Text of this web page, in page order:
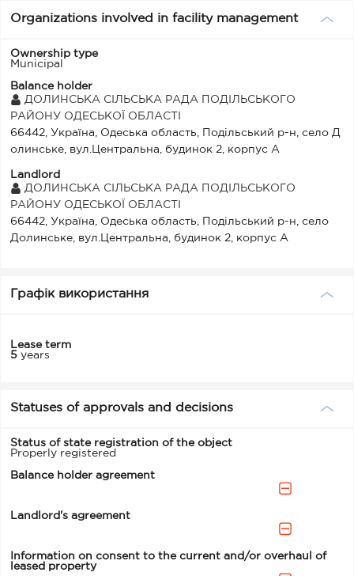
Organizations involved in facility management
Ownership type
Municipal
Balance holder
ДОЛИНСЬКА СІЛЬСЬКА РАДА ПОДІЛЬСЬКОГО
РАЙОНУ ОДЕСЬКОЇ ОБЛАСТІ
66442, Україна, Одеська область, Подільський р-н, село Д
олинське, вул.Центральна, будинок 2, корпус А
Landlord
ДОЛИНСЬКА СІЛЬСЬКА РАДА ПОДІЛЬСЬКОГО
РАЙОНУ ОДЕСЬКОЇ ОБЛАСТІ
66442, Україна, Одеська область, Подільський р-н, село
Долинське, вул.Центральна, будинок 2, корпус А
Графік використання
Lease term
5 years
Statuses of approvals and decisions
Status of state registration of the object
Properly registered
Balance holder agreement
Landlord's agreement
Information on consent to the current and/or overhaul of
leased property